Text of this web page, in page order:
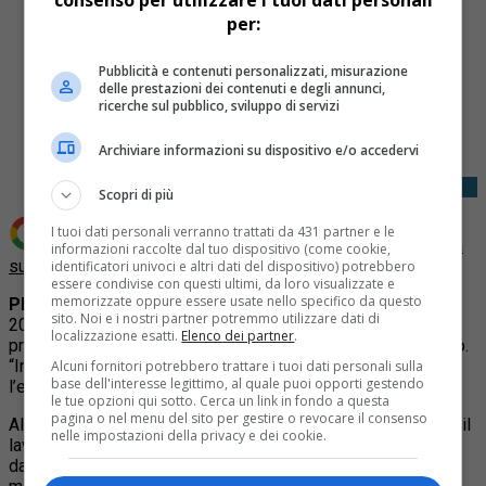
Share
Aggiungi Quotidiano Piemontese come Fonte preferita
su Google
PIEMONTE –L’andamento climatico e meteorologico del
2025 conferma le previsioni di una buona annata per
produzione e qualità delle uve, ma nulla va dato per scontato.
“In vigna occorre essere tempestivi quando è ora” ricorda
l’enologo Vincenzo Gerbi.
Al
Centro Studi Vini del Piemonte di San Damiano d’Asti
il
lavoro procede a pieno ritmo per campionare le uve in arrivo
dai diversi areali. Una fase indispensabile per stabilire il
per:
Pubblicità e contenuti personalizzati, misurazione
delle prestazioni dei contenuti e degli annunci,
ricerche sul pubblico, sviluppo di servizi
Archiviare informazioni su dispositivo e/o accedervi
Scopri di più
I tuoi dati personali verranno trattati da 431 partner e le
informazioni raccolte dal tuo dispositivo (come cookie,
identificatori univoci e altri dati del dispositivo) potrebbero
essere condivise con questi ultimi, da loro visualizzate e
memorizzate oppure essere usate nello specifico da questo
sito. Noi e i nostri partner potremmo utilizzare dati di
localizzazione esatti. Elenco dei partner.
Alcuni fornitori potrebbero trattare i tuoi dati personali sulla
base dell'interesse legittimo, al quale puoi opporti gestendo
le tue opzioni qui sotto. Cerca un link in fondo a questa
pagina o nel menu del sito per gestire o revocare il consenso
nelle impostazioni della privacy e dei cookie.